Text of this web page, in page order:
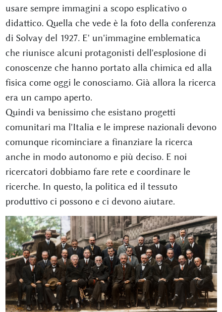
usare sempre immagini a scopo esplicativo o
didattico. Quella che vede è la foto della conferenza
di Solvay del 1927. E' un'immagine emblematica
che riunisce alcuni protagonisti dell'esplosione di
conoscenze che hanno portato alla chimica ed alla
fisica come oggi le conosciamo. Già allora la ricerca
era un campo aperto.
Quindi va benissimo che esistano progetti
comunitari ma l'Italia e le imprese nazionali devono
comunque ricominciare a finanziare la ricerca
anche in modo autonomo e più deciso. E noi
ricercatori dobbiamo fare rete e coordinare le
ricerche. In questo, la politica ed il tessuto
produttivo ci possono e ci devono aiutare.